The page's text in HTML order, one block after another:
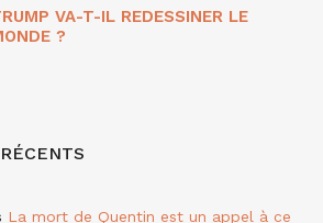
VA-T-IL REDESSINER LE
?
La mort de Quentin est un appel à ce